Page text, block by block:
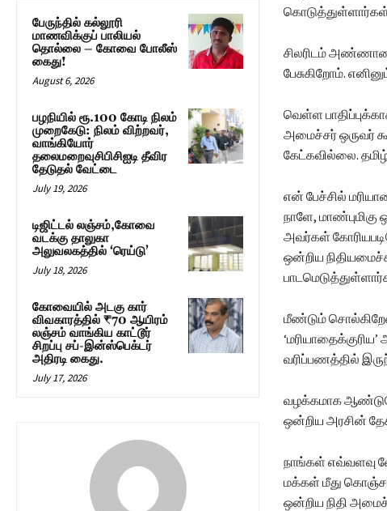
பேருந்தில் கல்லூரி
மாணவிக்குப் பாலியல்
தொல்லை – கோவை போலீஸ்
கைது!
August 6, 2026
பழநியில் ரூ.100 கோடி நிலம்
முறைகேடு: நிலம் விற்றவர்,
வாங்கியோர்
தலைமறைவுசிபிசிஐடி தீவிர
தேடுதல் வேட்டை
July 19, 2026
டிஜிட்டல் லஞ்சம்,கோவை
வடக்கு தாலுகா
அலுவலகத்தில் ‘ரெய்டு’
July 18, 2026
கோவையில் அடகு கார்
விவகாரத்தில் ₹70 ஆயிரம்
லஞ்சம் வாங்கிய காட்டூர்
சிறப்பு சப்-இன்ஸ்பெக்டர்
அதிரடி கைது.
July 17, 2026
சிலரிடம்
பேசுகிறோம்.
வெள்ள
அமைச்சர் ஒருவர்
கேட்கவில்லை.
என் பேச்சில்
நாளே,
அவர்கள்
ஒன்றிய
மீண்டும்
வரிப்பணத்தில்
வழக்கமாக
ஒன்றிய அரசின்
நாங்கள் எவ்வளவு
மக்கள் மீது
ஒன்றிய நிதி